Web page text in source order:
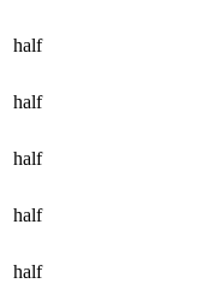
half
half
half
half
half